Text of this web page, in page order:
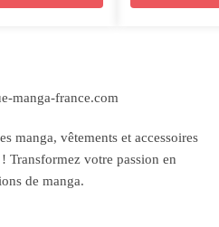
manga, vêtements et accessoires
Transformez votre passion en
de manga.